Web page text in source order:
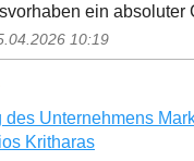
ein absoluter
10:19
des Unternehmens
Kritharas